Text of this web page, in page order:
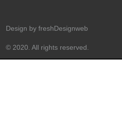
Design by freshDesignweb
© 2020. All rights reserved.